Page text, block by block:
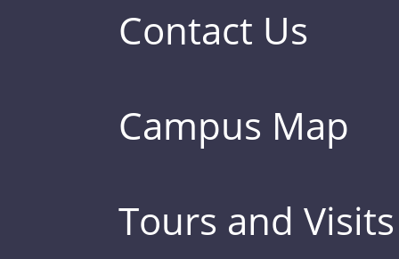
Contact Us
Campus Map
Tours and Visits